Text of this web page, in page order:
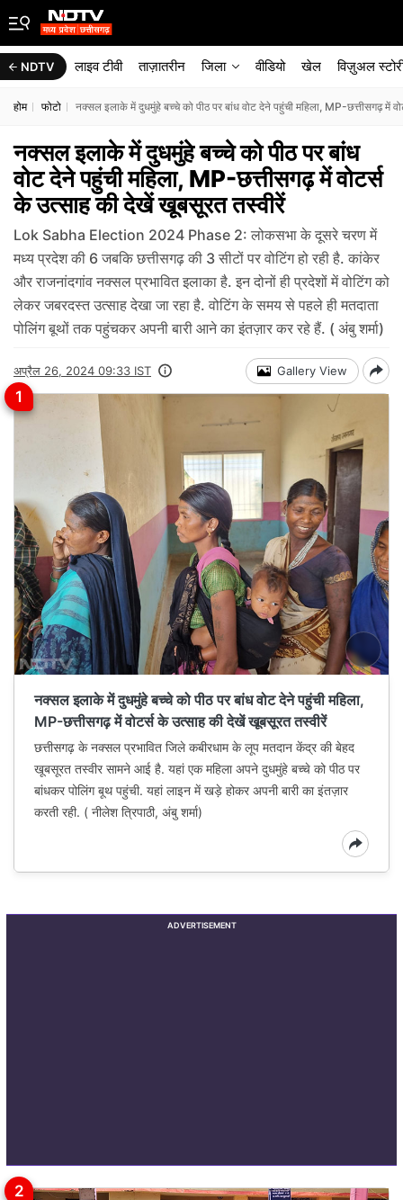
NDTV लाइव टीवी ताज़ातरीन जिला वीडियो खेल विज़ुअल
होम फोटो नक्सल इलाके में दुधमुंहे बच्चे को पीठ पर बांध वोट देने पहुंची महिला, MP-छत्तीसगढ़ में
नक्सल इलाके में दुधमुंहे बच्चे को पीठ पर बांध
वोट देने पहुंची महिला, MP-छत्तीसगढ़ में वोटर्स
के उत्साह की देखें खूबसूरत तस्वीरें
Lok Sabha Election 2024 Phase 2: लोकसभा के दूसरे चरण में
मध्य प्रदेश की 6 जबकि छत्तीसगढ़ की 3 सीटों पर वोटिंग हो रही है. कांकेर
और राजनांदगांव नक्सल प्रभावित इलाका है. इन दोनों ही प्रदेशों में वोटिंग को
लेकर जबरदस्त उत्साह देखा जा रहा है. वोटिंग के समय से पहले ही मतदाता
पोलिंग बूथों तक पहुंचकर अपनी बारी आने का इंतज़ार कर रहे हैं. ( अंबु शर्मा)
अप्रैल 26, 2024 09:33 IST Gallery View
नक्सल इलाके में दुधमुंहे बच्चे को पीठ पर बांध वोट देने पहुंची महिला,
MP-छत्तीसगढ़ में वोटर्स के उत्साह की देखें खूबसूरत तस्वीरें
छत्तीसगढ़ के नक्सल प्रभावित जिले कबीरधाम के लूप मतदान केंद्र की बेहद
खूबसूरत तस्वीर सामने आई है. यहां एक महिला अपने दुधमुंहे बच्चे को पीठ पर
बांधकर पोलिंग बूथ पहुंची. यहां लाइन में खड़े होकर अपनी बारी का इंतज़ार
करती रही. ( नीलेश त्रिपाठी, अंबु शर्मा)
ADVERTISEMENT